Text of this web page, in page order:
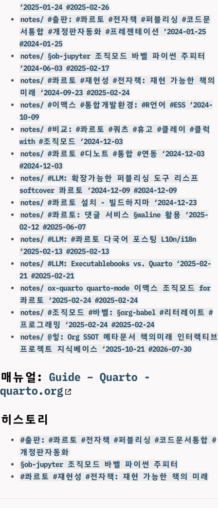
‘2025-01-24 #2025-02-26
notes/ #출판: #콰르토 #전자책 #퍼블리싱 #코드문
서통합 #개정판자동화 #프레젠테이션 ‘2024-01-25
#2024-01-25
notes/ §ob-jupyter 조직모드 바벨 파이썬 주피터
‘2024-06-03 #2025-02-17
notes/ #콰르토 #재현성 #전자책: 재현 가능한 책의
미래 ‘2024-09-23 #2025-02-24
notes/ #이맥스 #통합개발환경: #R언어 #ESS ‘2024-
10-09
notes/ #비교: #콰르토 #쿼츠 #휴고 #클레이 #클럭
with #조직모드 ‘2024-12-03
notes/ #콰르토 #디노트 #통합 #연동 ‘2024-12-03
#2024-12-03
notes/ #LLM: 확장가능한 퍼블리싱 도구 리스프
softcover 콰르토 ‘2024-12-09 #2024-12-09
notes/ #콰르토 설치 - 빌드하지마 ‘2024-12-23
notes/ #콰르토: 댓글 서비스 §waline 활용 ‘2025-
02-12 #2025-06-07
notes/ #LLM: #콰르토 다국어 포스팅 L10n/i18n
‘2025-02-13 #2025-02-13
notes/ #LLM: Executablebooks vs. Quarto ‘2025-02-
21 #2025-02-21
notes/ ox-quarto quarto-mode 이맥스 조직모드 for
콰르토 ‘2025-02-24 #2025-02-24
notes/ #조직모드 #바벨: §org-babel #리터레이트 #
프로그래밍 ‘2025-02-24 #2025-02-24
notes/ @힣: Org SSOT 메타문서 책의미래 인터랙티브
프로젝트 지식베이스 ‘2025-10-21 #2026-07-30
매뉴얼: Guide – Quarto -
quarto.org
히스토리
#출판: #콰르토 #전자책 #퍼블리싱 #코드문서통합 #
개정판자동화
§ob-jupyter 조직모드 바벨 파이썬 주피터
#콰르토 #재현성 #전자책: 재현 가능한 책의 미래